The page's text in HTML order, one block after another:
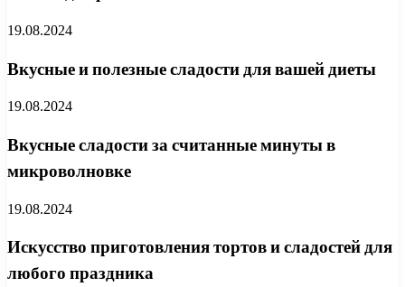
19.08.2024
Вкусные и полезные сладости для вашей диеты
19.08.2024
Вкусные сладости за считанные минуты в
микроволновке
19.08.2024
Искусство приготовления тортов и сладостей для
любого праздника